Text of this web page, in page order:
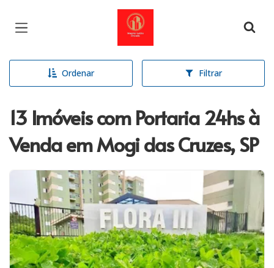
Página inicial
Ordenar Filtrar
13 Imóveis com Portaria 24hs à
Venda em Mogi das Cruzes, SP